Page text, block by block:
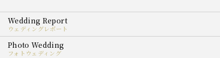
ウェディングレポート
フォトウェディング